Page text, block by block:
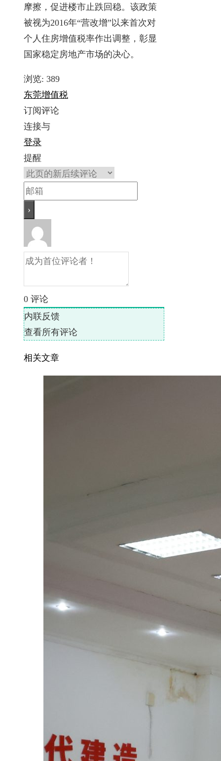
摩擦，促进楼市止跌回稳。该政策
被视为2016年“营改增”以来首次对
个人住房增值税率作出调整，彰显
国家稳定房地产市场的决心。
浏览: 389
东莞增值税
订阅评论
连接与
登录
提醒
0 评论
内联反馈
查看所有评论
相关文章